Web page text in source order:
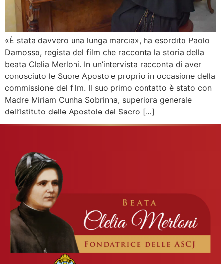
«È stata davvero una lunga marcia», ha esordito Paolo
Damosso, regista del film che racconta la storia della
beata Clelia Merloni. In un’intervista racconta di aver
conosciuto le Suore Apostole proprio in occasione della
commissione del film. Il suo primo contatto è stato con
Madre Miriam Cunha Sobrinha, superiora generale
dell’Istituto delle Apostole del Sacro […]